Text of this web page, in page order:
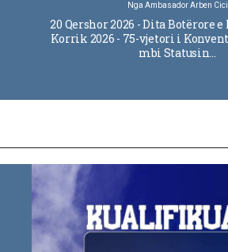
Nga Ambasador Arben Cici
20 Qershor 2026 - Dita Botërore e
Korrik 2026 - 75-vjetori i
mbi Statusin…